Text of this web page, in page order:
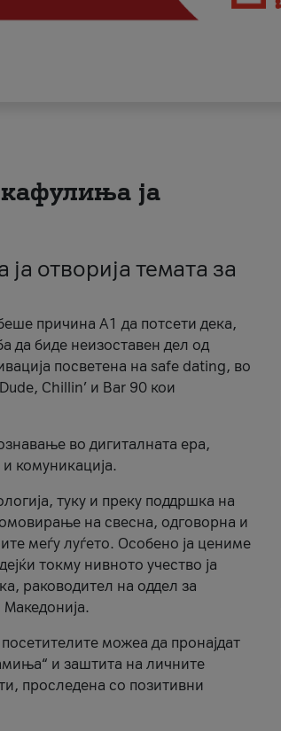
ја
отворија темата за
причина А1 да потсети дека,
да биде неизоставен дел од
посветена на safe dating, во
Chillin’ и Bar 90 кои
во дигиталната ера,
комуникација.
туку и преку поддршка на
на свесна, одговорна и
меѓу луѓето. Особено ја цениме
токму нивното учество ја
раководител на оддел за
можеа да пронајдат
и заштита на личните
проследена со позитивни